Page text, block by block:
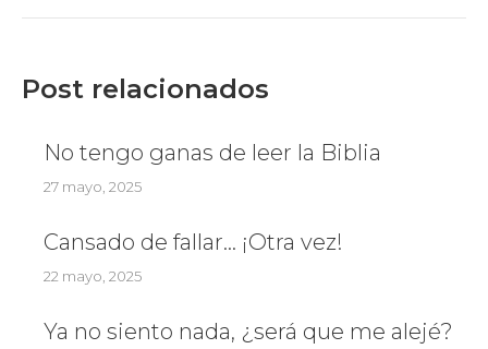
Post relacionados
No tengo ganas de leer la Biblia
27 mayo, 2025
Cansado de fallar… ¡Otra vez!
22 mayo, 2025
Ya no siento nada, ¿será que me alejé?